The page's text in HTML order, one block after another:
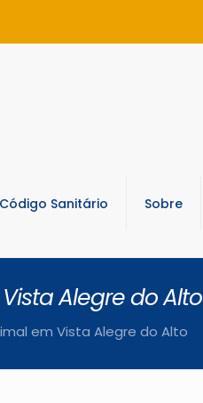
Código Sanitário Sobre
Alegre do Alto
em Vista Alegre do Alto